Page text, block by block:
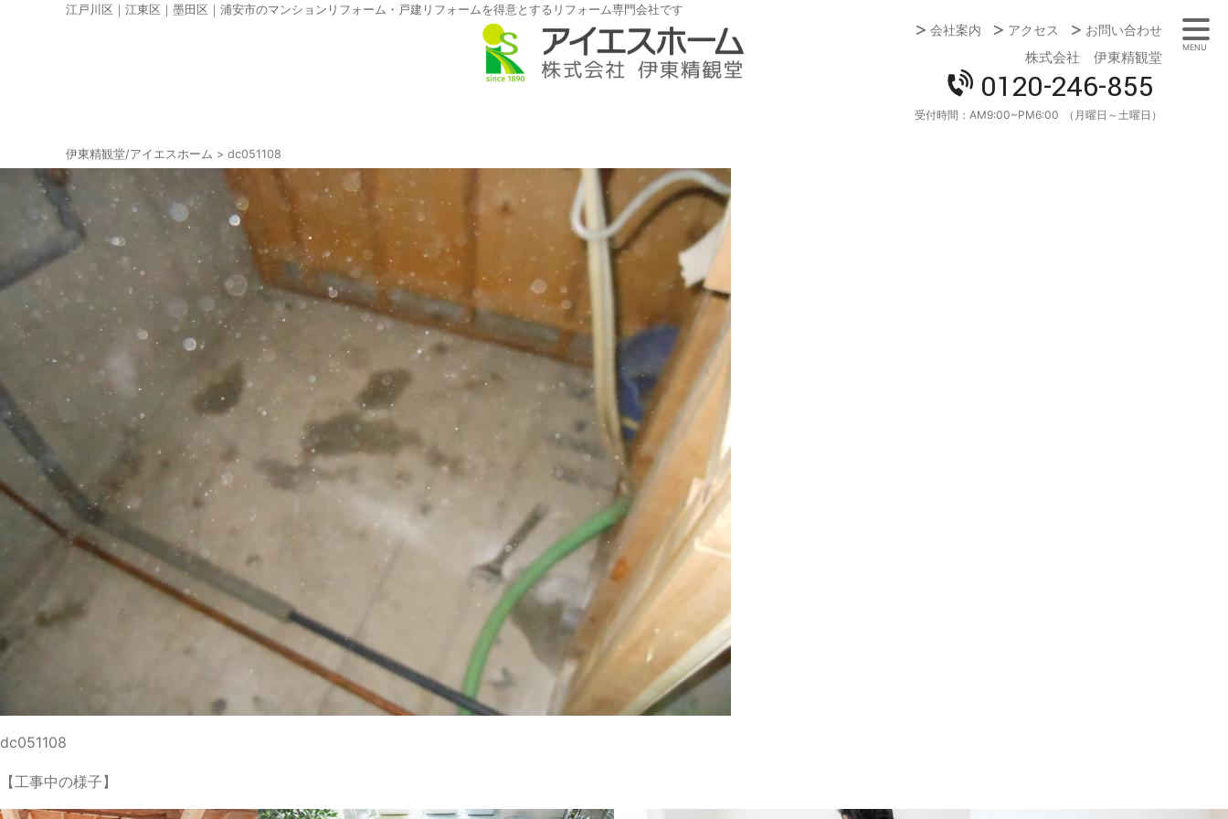
江戸川区｜江東区｜墨田区｜浦安市のマンションリフォーム・戸建リフォームを得意とするリフォーム専門会社です
会社案内
アクセス お問い合わせ
株式会社 伊東精観堂
0120-246-855
受付時間： AM9:00~PM6:00 （月曜日～土曜日）
伊東精観堂/アイエスホーム > dc051108
dc051108
【工事中の様子】
MENU